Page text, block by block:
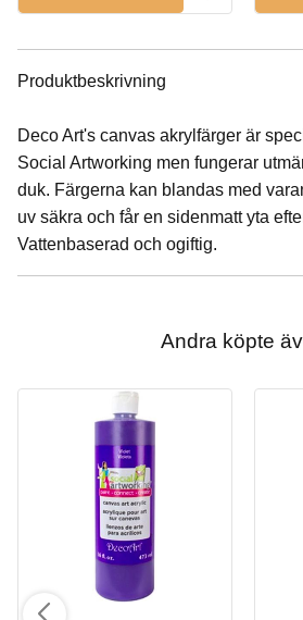
Produktbeskrivning
Deco Art's canvas akrylfärger är
Social Artworking men fungerar
duk. Färgerna kan blandas med
uv säkra och får en sidenmatt yta
Vattenbaserad och ogiftig.
Andra köpte